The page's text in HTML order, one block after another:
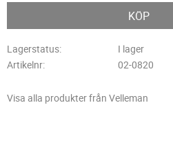
KÖP
Lagerstatus
I lager
Artikelnr
02-0820
Visa alla produkter från Velleman